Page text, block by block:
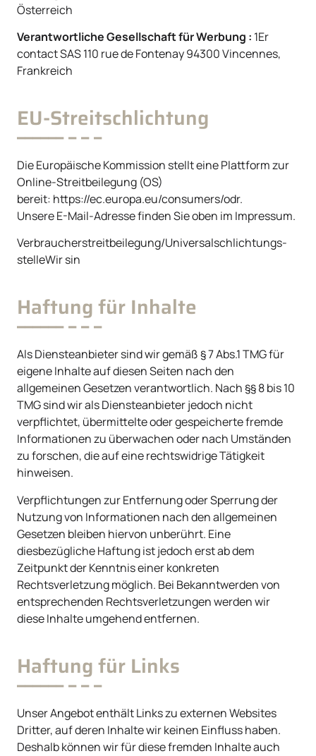
Österreich
Verantwortliche Gesellschaft für Werbung : 1Er
contact SAS 110 rue de Fontenay 94300 Vincennes,
Frankreich
EU-Streitschlichtung
Die Europäische Kommission stellt eine Plattform zur
Online-Streitbeilegung (OS)
bereit: https://ec.europa.eu/consumers/odr.
Unsere E-Mail-Adresse finden Sie oben im Impressum.
Verbraucher­streit­beilegung/Universal­schlichtungs­
stelleWir sin
Haftung für Inhalte
Als Diensteanbieter sind wir gemäß § 7 Abs.1 TMG für
eigene Inhalte auf diesen Seiten nach den
allgemeinen Gesetzen verantwortlich. Nach §§ 8 bis 10
TMG sind wir als Diensteanbieter jedoch nicht
verpflichtet, übermittelte oder gespeicherte fremde
Informationen zu überwachen oder nach Umständen
zu forschen, die auf eine rechtswidrige Tätigkeit
hinweisen.
Verpflichtungen zur Entfernung oder Sperrung der
Nutzung von Informationen nach den allgemeinen
Gesetzen bleiben hiervon unberührt. Eine
diesbezügliche Haftung ist jedoch erst ab dem
Zeitpunkt der Kenntnis einer konkreten
Rechtsverletzung möglich. Bei Bekanntwerden von
entsprechenden Rechtsverletzungen werden wir
diese Inhalte umgehend entfernen.
Haftung für Links
Unser Angebot enthält Links zu externen Websites
Dritter, auf deren Inhalte wir keinen Einfluss haben.
Deshalb können wir für diese fremden Inhalte auch